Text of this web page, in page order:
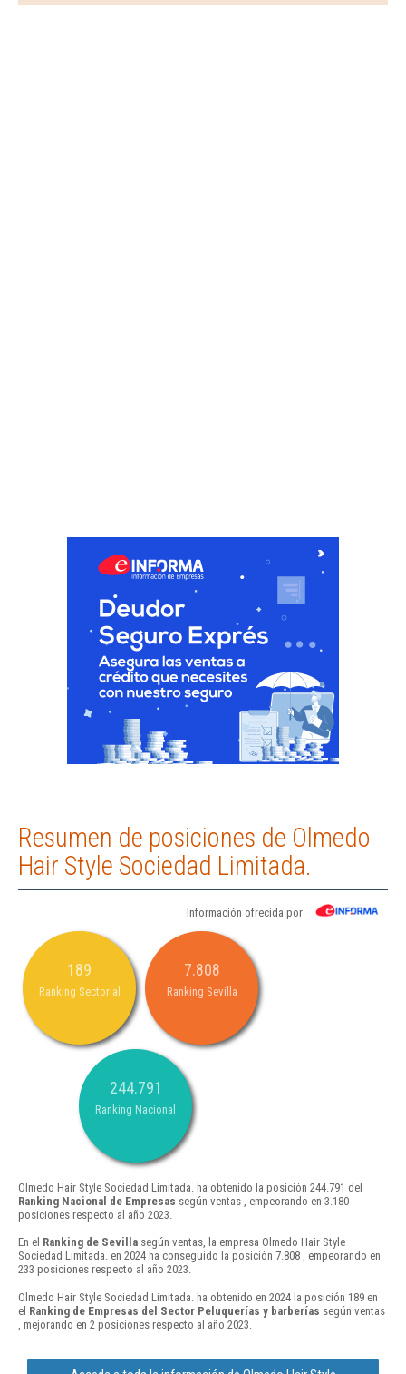
Resumen de posiciones de Olmedo
Hair Style Sociedad Limitada.
Información ofrecida por
189
Ranking Sectorial
7.808
Ranking Sevilla
244.791
Ranking Nacional
Olmedo Hair Style Sociedad Limitada. ha obtenido la posición 244.791 del
Ranking Nacional de Empresas según ventas , empeorando en 3.180
posiciones respecto al año 2023.
En el Ranking de Sevilla según ventas, la empresa Olmedo Hair Style
Sociedad Limitada. en 2024 ha conseguido la posición 7.808 , empeorando en
233 posiciones respecto al año 2023.
Olmedo Hair Style Sociedad Limitada. ha obtenido en 2024 la posición 189 en
el Ranking de Empresas del Sector Peluquerías y barberías según ventas
, mejorando en 2 posiciones respecto al año 2023.